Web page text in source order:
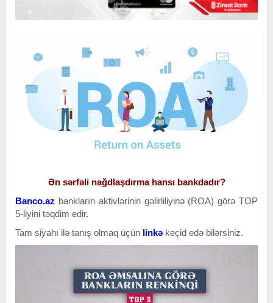
Ən sərfəli nağdlaşdırma hansı bankdadır?
Banco.az bankların aktivlərinin gəlirliliyinə (ROA) görəTOP
5-liyini təqdim edir.
Tam siyahı ilə tanış olmaq üçün linkə keçid edə bilərsiniz.